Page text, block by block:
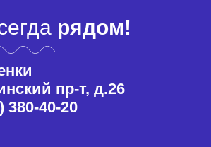
рядом!
пр-т, д.26
380-40-20